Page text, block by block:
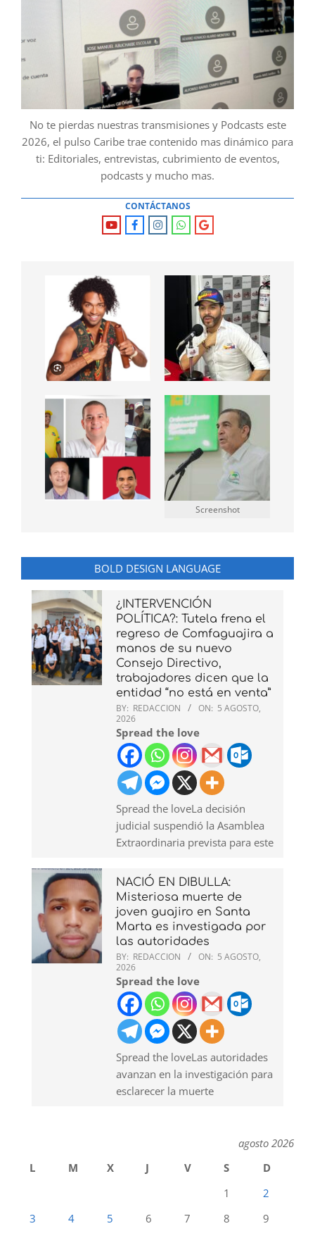
No te pierdas nuestras transmisiones y Podcasts este
2026, el pulso Caribe trae contenido mas dinámico para
ti: Editoriales, entrevistas, cubrimiento de eventos,
podcasts y mucho mas.
CONTÁCTANOS
Screenshot
BOLD DESIGN LANGUAGE
¿INTERVENCIÓN
POLÍTICA?: Tutela frena el
regreso de Comfaguajira a
manos de su nuevo
Consejo Directivo,
trabajadores dicen que la
entidad “no está en venta”
BY: REDACCION ON: 5 AGOSTO,
2026
Spread the love
Spread the loveLa decisión
judicial suspendió la Asamblea
Extraordinaria prevista para este
NACIÓ EN DIBULLA:
Misteriosa muerte de
joven guajiro en Santa
Marta es investigada por
las autoridades
BY: REDACCION ON: 5 AGOSTO,
2026
Spread the love
Spread the loveLas autoridades
avanzan en la investigación para
esclarecer la muerte
agosto 2026
L
M X J V S
D
1
2
3
4 5 6 7 8
9